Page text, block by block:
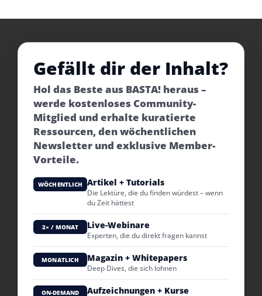
Gefällt dir der Inhalt?
Hol das Beste aus BASTA! heraus –
werde kostenloses Community-
Mitglied und erhalte kuratierte
Ressourcen, den wöchentlichen
Newsletter und exklusive Member-
Vorteile.
WÖCHENTLICH Artikel + Tutorials
Die Lektüre, die du finden würdest – wenn
du Zeit hättest
2× / MONAT Live-Webinare
Experten, die du direkt fragen kannst
MONATLICH Magazin + Whitepapers
Deep Dives, die sich lohnen
ON-DEMAND Aufzeichnungen + Kurse